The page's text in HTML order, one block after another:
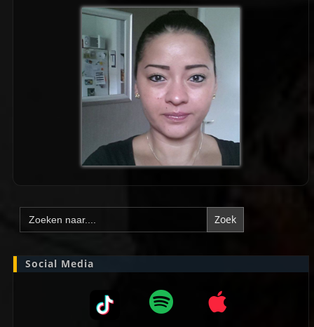
Zoek
naar:
Social Media